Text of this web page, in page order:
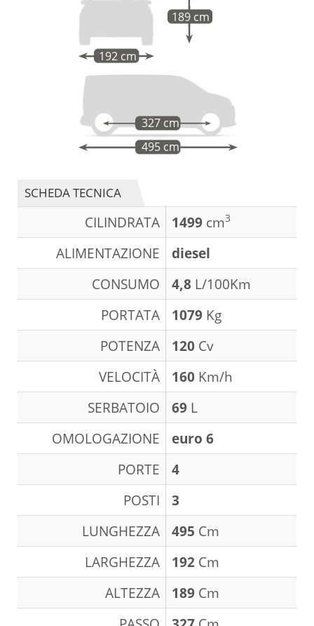
192 cm
189 cm
495 cm
327 cm
SCHEDA TECNICA
CILINDRATA 1499 cm3
ALIMENTAZIONE
diesel
CONSUMO
4,8 L/100Km
PORTATA
1079 Kg
POTENZA
120 Cv
VELOCITÀ
160 Km/h
SERBATOIO
69 L
OMOLOGAZIONE
euro 6
PORTE
4
POSTI
3
LUNGHEZZA
495 Cm
LARGHEZZA
192 Cm
ALTEZZA
189 Cm